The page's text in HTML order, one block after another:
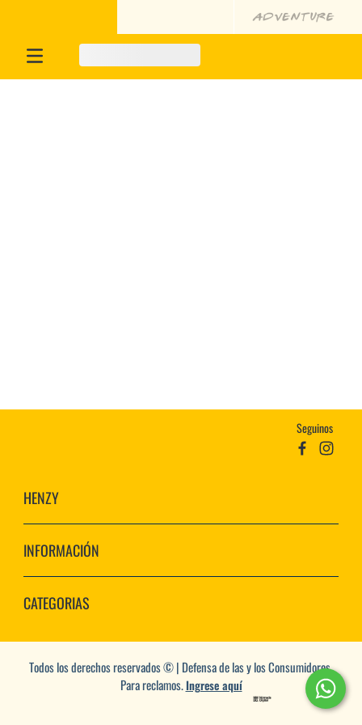
Seguinos
HENZY
INFORMACIÓN
CATEGORIAS
Todos los derechos reservados © | Defensa de las y los Consumidores.
Para reclamos.Ingrese aquí